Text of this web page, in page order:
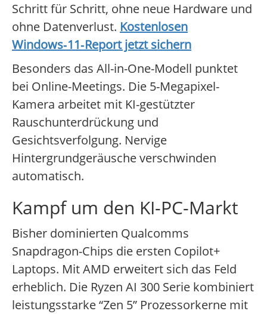
Schritt für Schritt, ohne neue Hardware und
ohne Datenverlust. Kostenlosen
Windows‑11‑Report jetzt sichern
Besonders das All-in-One-Modell punktet
bei Online-Meetings. Die 5-Megapixel-
Kamera arbeitet mit KI-gestützter
Rauschunterdrückung und
Gesichtsverfolgung. Nervige
Hintergrundgeräusche verschwinden
automatisch.
Kampf um den KI-PC-Markt
Bisher dominierten Qualcomms
Snapdragon-Chips die ersten Copilot+
Laptops. Mit AMD erweitert sich das Feld
erheblich. Die Ryzen AI 300 Serie kombiniert
leistungsstarke “Zen 5” Prozessorkerne mit